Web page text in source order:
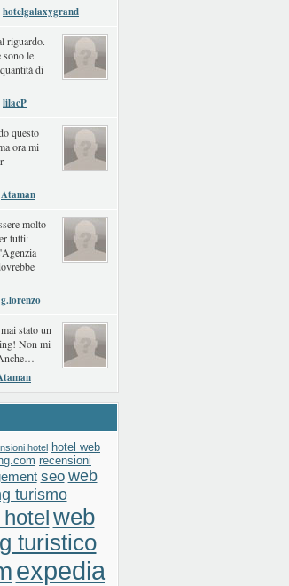
hotelgalaxygrand
riguardo.
sono le
di
lilacP
questo
ora mi
Ataman
molto
tutti:
g.lorenzo
stato un
Non mi
hotel hotel web
recensioni
seo web
turismo
web
turistico
expedia